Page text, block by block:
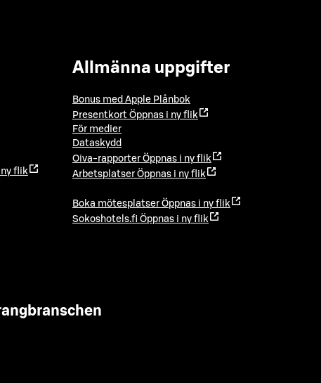
ny flik
Allmänna uppgifter
Bonus med Apple Plånbok
Presentkort Öppnas i ny flik
För medier
Dataskydd
Oiva-rapporter Öppnas i ny flik
Arbetsplatser Öppnas i ny flik
Boka mötesplatser Öppnas i ny flik
Sokoshotels.fi Öppnas i ny flik